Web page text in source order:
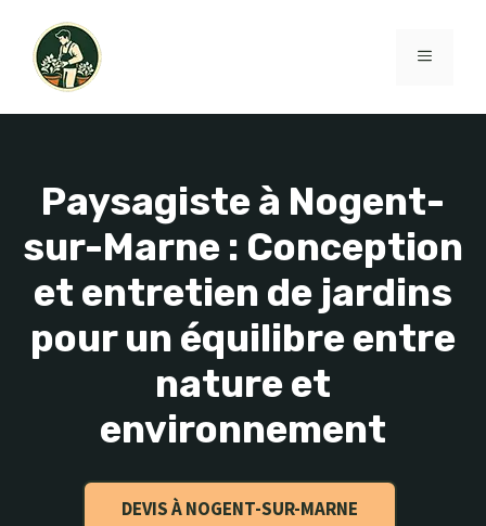
contenu
MENU
Paysagiste à Nogent-
sur-Marne : Conception
et entretien de jardins
pour un équilibre entre
nature et
environnement
DEVIS À NOGENT-SUR-MARNE